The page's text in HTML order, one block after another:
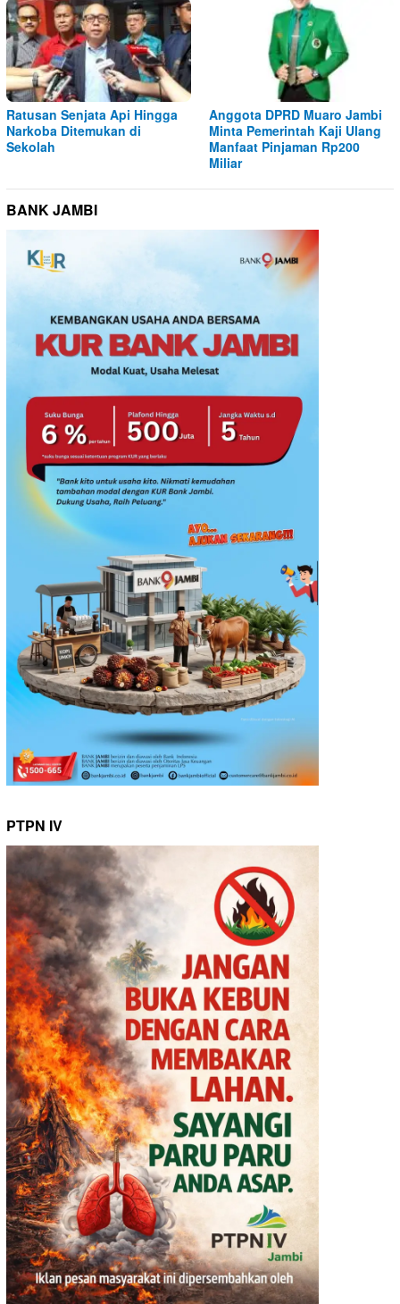
Ratusan Senjata Api Hingga
Narkoba Ditemukan di
Sekolah
Anggota DPRD Muaro Jambi
Minta Pemerintah Kaji Ulang
Manfaat Pinjaman Rp200
Miliar
BANK JAMBI
PTPN IV